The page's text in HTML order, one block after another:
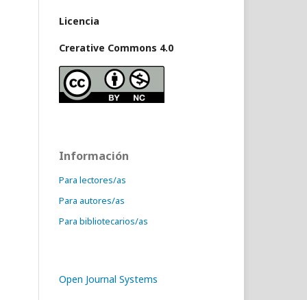
Licencia
Crerative Commons 4.0
Información
Para lectores/as
Para autores/as
Para bibliotecarios/as
Open Journal Systems